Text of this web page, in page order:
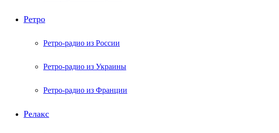
Ретро
Ретро-радио из России
Ретро-радио из Украины
Ретро-радио из Франции
Релакс